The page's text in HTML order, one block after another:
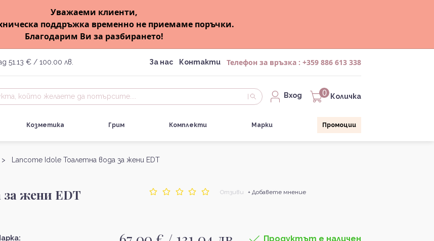
Уважаеми клиенти,
поддръжка временно не приемаме поръчки.
Благодарим Ви за разбирането!
51.13 € / 100.00 лв. За нас Контакти Телефон за връзка : +359 886 613 338
Вход 0 Количка
Козметика Грим Комплекти Марки Промоции
> Lancome Idole Тоалетна вода за жени EDT
за жени EDT Отзиви + Добавете мнение
Продуктът е наличен